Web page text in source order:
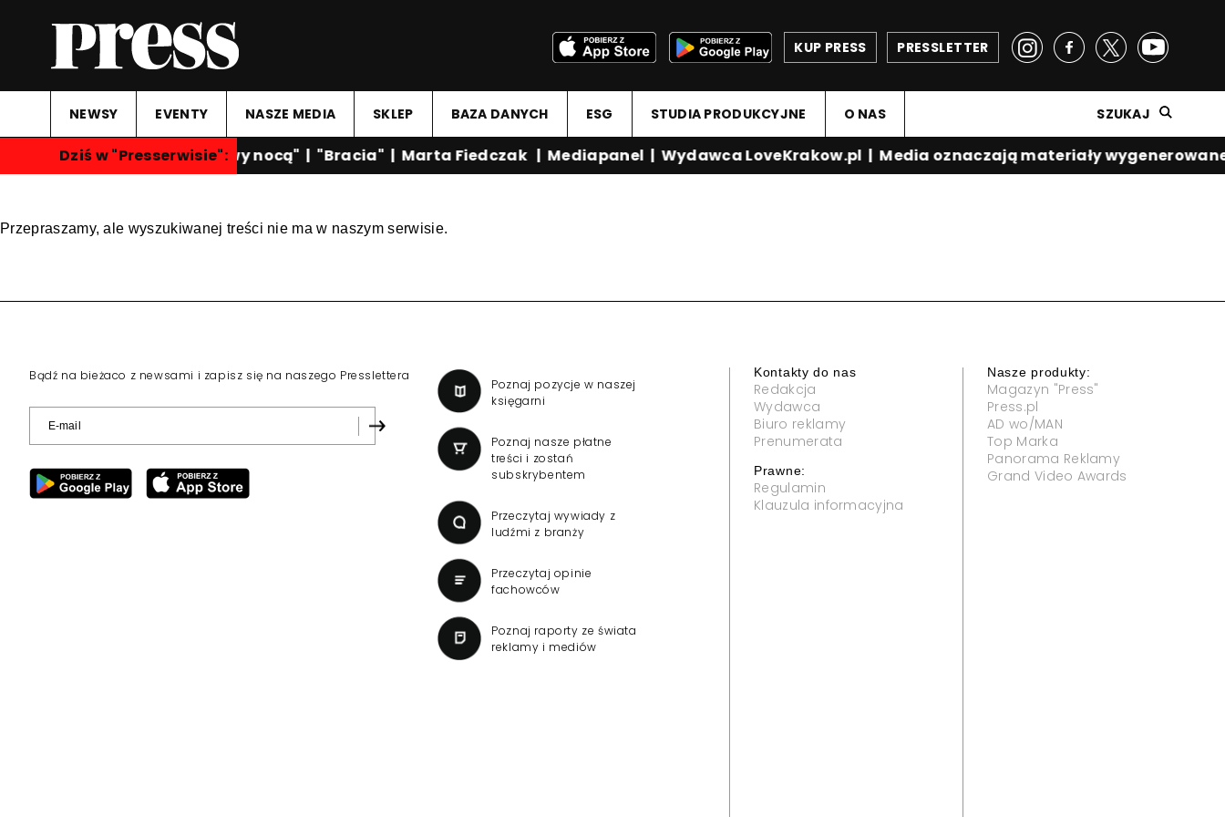
PRESSLETTER
KUP PRESS
NEWSY EVENTY NASZE MEDIA SKLEP BAZA DANYCH ESG STUDIA PRODUKCYJNE O NAS SZUKAJ
Dziś w "Presserwisie":"Rozmowy nocą" |"Bracia" | Marta Fiedczak |Mediapanel | Wydawca LoveKrakow.pl |Media oznaczają materiały wygenerowane
Przepraszamy, ale wyszukiwanej treści nie ma w naszym serwisie.
Bądź na bieżaco z newsami i zapisz się na naszego Presslettera
Poznaj pozycje w naszej
księgarni
Poznaj nasze płatne
treści i zostań
subskrybentem
Przeczytaj wywiady z
ludźmi z branży
Przeczytaj opinie
fachowców
Poznaj raporty ze świata
reklamy i mediów
Kontakty do nas
Redakcja
Wydawca
Biuro reklamy
Prenumerata
Prawne:
Regulamin
Klauzula informacyjna
Nasze produkty:
Magazyn "Press"
Press.pl
AD wo/MAN
Top Marka
Panorama Reklamy
Grand Video Awards